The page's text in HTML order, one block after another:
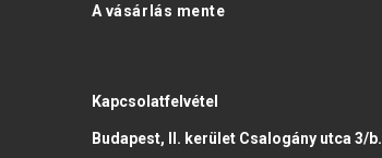
A vásárlás mente
Kapcsolatfelvétel
Budapest, II. kerület Csalogány utca 3/b.